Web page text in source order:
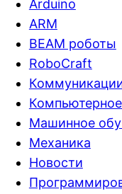
Arduino
ARM
BEAM роботы
RoboCraft
Машинное
Механика
Новости